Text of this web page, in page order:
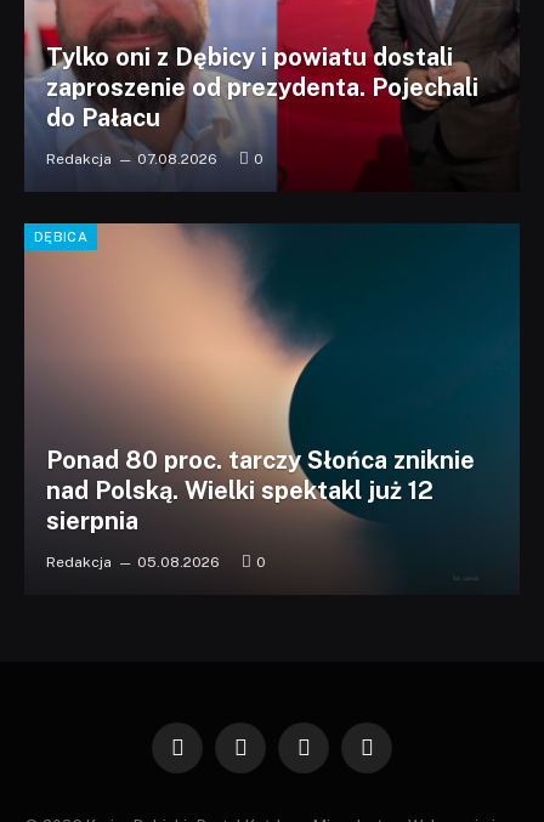
Tylko oni z Dębicy i powiatu dostali
zaproszenie od prezydenta. Pojechali
do Pałacu
Redakcja 07.08.2026 0
DĘBICA
Ponad 80 proc. tarczy Słońca zniknie
nad Polską. Wielki spektakl już 12
sierpnia
Redakcja 05.08.2026 0
Facebook
X
InstagramPinterest